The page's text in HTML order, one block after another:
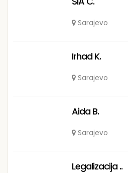
Sarajevo
Irhad K.
Sarajevo
Aida B.
Sarajevo
Legalizacija ..